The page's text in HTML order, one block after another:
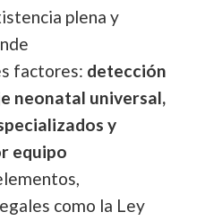
plena y
factores: detección
neonatal universal,
y
equipo
como la Ley